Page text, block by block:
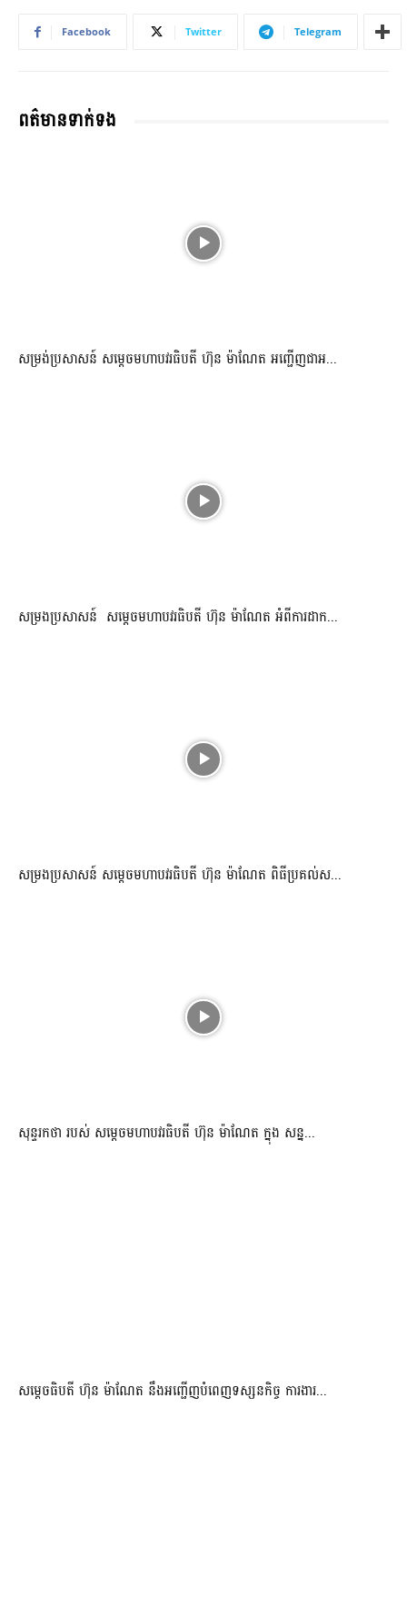
Facebook Twitter Telegram
ពត៌មានទាក់ទង
សម្រង់ប្រសាសន៍ សម្ដេចមហាបវរធិបតី ហ៊ុន ម៉ាណែត អញ្ជើញជាអ...
សម្រងប្រសាសន៍ សម្ដេចមហាបវរធិបតី ហ៊ុន ម៉ាណែត អំពីការដាក...
សម្រងប្រសាសន៍ សម្ដេចមហាបវរធិបតី ហ៊ុន ម៉ាណែត ពិធីប្រគល់ស...
សុន្ទរកថា របស់ សម្ដេចមហាបវរធិបតី ហ៊ុន ម៉ាណែត ក្នុង សន្ន...
សម្តេចធិបតី ហ៊ុន ម៉ាណែត នឹងអញ្ជើញបំពេញទស្សនកិច្ច ការងារ...